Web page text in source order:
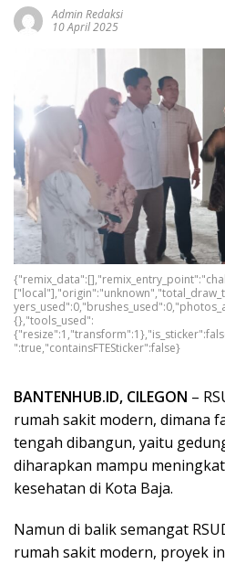
Admin Redaksi
10 April 2025
{},"tools_used":
":true,"containsFTESticker":false}
BANTENHUB.ID, CILEGON –
rumah sakit modern, dimana
tengah dibangun, yaitu
diharapkan mampu
kesehatan di Kota Baja.
Namun di balik semangat
rumah sakit modern, proyek